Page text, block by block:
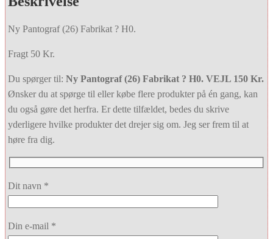
Ny Pantograf (26) Fabrikat ? H0.
Fragt 50 Kr.
Du spørger til: Ny Pantograf (26) Fabrikat ? H0. VEJL 150 Kr.
Ønsker du at spørge til eller købe flere produkter på én gang, kan
du også gøre det herfra. Er dette tilfældet, bedes du skrive
yderligere hvilke produkter det drejer sig om. Jeg ser frem til at
høre fra dig.
Dit navn *
Din e-mail *